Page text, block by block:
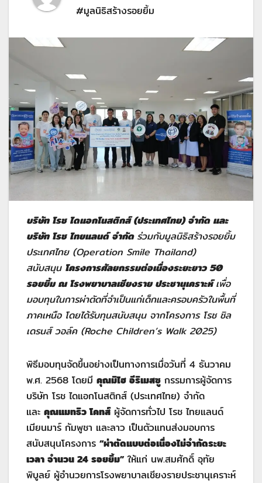
#มูลนิธิสร้างรอยยิ้ม
บริษัท โรช ไดแอกโนสติกส์ (ประเทศไทย) จำกัด และ
บริษัท โรช ไทยแลนด์ จำกัด ร่วมกับมูลนิธิสร้างรอยยิ้ม
ประเทศไทย (Operation Smile Thailand)
สนับสนุน โครงการศัลยกรรมต่อเนื่องระยะยาว 50
รอยยิ้ม ณ โรงพยาบาลเชียงราย ประชานุเคราะห์เพื่อ
มอบทุนในการผ่าตัดที่จำเป็นแก่เด็กและครอบครัวในพื้นที่
ภาคเหนือ โดยได้รับทุนสนับสนุน จากโครงการ โรช ชิล
เดรนส์ วอล์ค (Roche Children’s Walk 2025)
พิธีมอบทุนจัดขึ้นอย่างเป็นทางการเมื่อวันที่ 4 ธันวาคม
พ.ศ. 2568 โดยมี คุณมิไฮ อีริเมสซู กรรมการผู้จัดการ
บริษัท โรช ไดแอกโนสติกส์ (ประเทศไทย) จำกัด
และ คุณแมทธิว โคทส์ผู้จัดการทั่วไป โรช ไทยแลนด์
เมียนมาร์ กัมพูชา และลาว เป็นตัวแทนส่งมอบการ
สนับสนุนโครงการ “ผ่าตัดแบบต่อเนื่องไม่จำกัดระยะ
เวลา จำนวน 24 รอยยิ้ม” ให้แก่ นพ.สมศักดิ์ อุทัย
พิบูลย์ ผู้อำนวยการโรงพยาบาลเชียงรายประชานุเคราะห์